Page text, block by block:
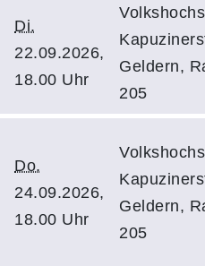
Di.
22.09.2026,
18.00 Uhr
Geldern,
205
Do.
24.09.2026,
18.00 Uhr
Geldern,
205